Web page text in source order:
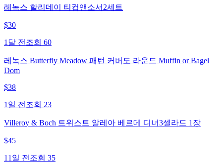
레녹스 할리데이 티컵앤소서2세트
$30
1달 전 조회 60
레녹스 Butterfly Meadow 패턴 커버도 라운드 Muffin or Bagel
Dom
$38
1일 전 조회 23
Villeroy & Boch 트위스트 알레아 베르데 디너3셀라드 1장
$45
11일 전 조회 35